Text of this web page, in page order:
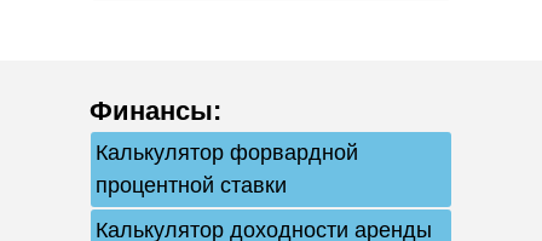
Финансы:
Калькулятор форвардной
процентной ставки
Калькулятор доходности аренды